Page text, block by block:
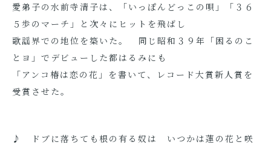
愛弟子の水前寺清子は、「いっぽんどっこの唄」「３６
５歩のマーチ」と次々にヒットを飛ばし
歌謡界での地位を築いた。 同じ昭和３９年「困るのこ
とヨ」でデビューした都はるみにも
「アンコ椿は恋の花」を書いて、レコード大賞新人賞を
受賞させた。
♪ ドブに落ちても根の有る奴は いつかは蓮の花と咲